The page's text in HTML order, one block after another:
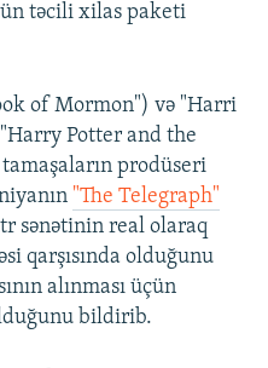
təcili xilas paketi
of Mormon") və "Harri
Potter and the
prodüseri
"The Telegraph"
sənətinin real olaraq
qarşısında olduğunu
alınması üçün
bildirib.